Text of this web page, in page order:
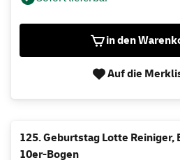
in den
Auf die
125. Geburtstag Lotte Reiniger,
10er-Bogen